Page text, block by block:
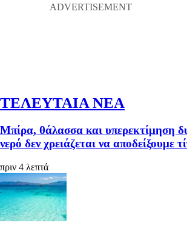
ΤΕΛΕΥΤΑΙΑ ΝΕΑ
Μπίρα, θάλασσα και υπερεκτίμηση
νερό δεν χρειάζεται να αποδείξουμε
πριν 4 λεπτά